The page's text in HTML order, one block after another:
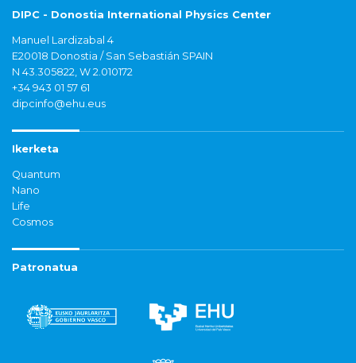
DIPC - Donostia International Physics Center
Manuel Lardizabal 4
E20018 Donostia / San Sebastián SPAIN
N 43.305822, W 2.010172
+34 943 01 57 61
dipcinfo@ehu.eus
Ikerketa
Quantum
Nano
Life
Cosmos
Patronatua